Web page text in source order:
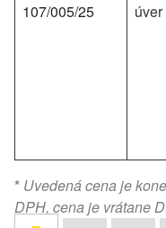
107/005/25 úver
* Uvedená cena je
DPH, cena je vrátane